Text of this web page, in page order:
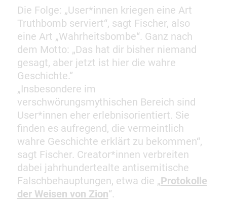
Die Folge: „User*innen kriegen eine Art
Truthbomb serviert“, sagt Fischer, also
eine Art „Wahrheitsbombe“. Ganz nach
dem Motto: „Das hat dir bisher niemand
gesagt, aber jetzt ist hier die wahre
Geschichte.”
„Insbesondere im
verschwörungsmythischen Bereich sind
User*innen eher erlebnisorientiert. Sie
finden es aufregend, die vermeintlich
wahre Geschichte erklärt zu bekommen“,
sagt Fischer. Creator*innen verbreiten
dabei jahrhundertealte antisemitische
Falschbehauptungen, etwa die „Protokolle
der Weisen von Zion“.